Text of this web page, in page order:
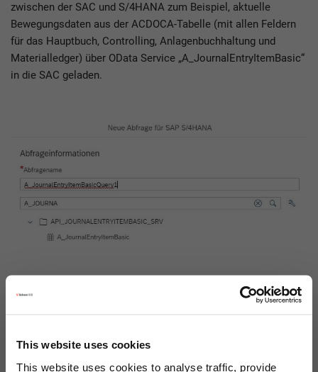
This website uses cookies
This website uses cookies to analyse traffic, provide
zwischen der SAC und S/4HANA zum Beispiel, aktuelle
Bewegungsdaten aus der ACDOCA-Tabelle (mit allen Feldern
für das Hauptbuch, Controlling, Anlagenbuchhaltung und
Materialledger) über OData Service „A_JournalEntryItemBasic“
in die SAC geladen.